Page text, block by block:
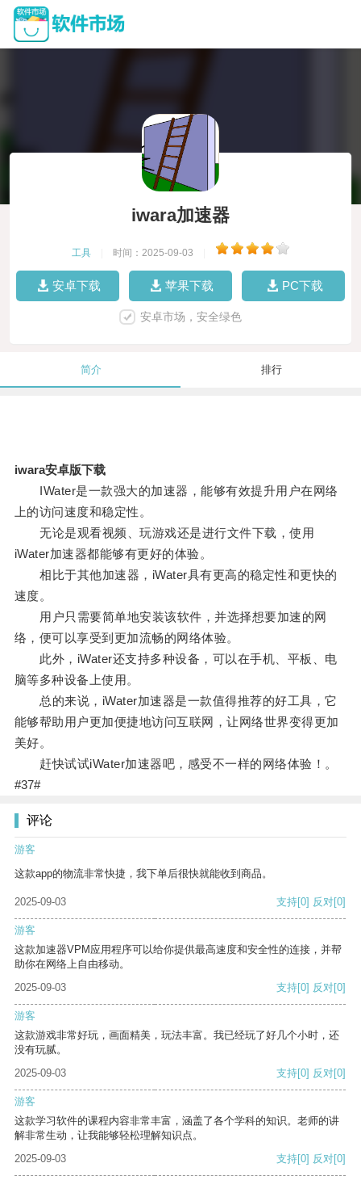
iwara加速器
工具 时间：2025-09-03
安卓下载 苹果下载 PC下载
安卓市场，安全绿色
简介 排行
iwara安卓版下载
IWater是一款强大的加速器，能够有效提升用户在网络
上的访问速度和稳定性。
无论是观看视频、玩游戏还是进行文件下载，使用
iWater加速器都能够有更好的体验。
相比于其他加速器，iWater具有更高的稳定性和更快的
速度。
用户只需要简单地安装该软件，并选择想要加速的网
络，便可以享受到更加流畅的网络体验。
此外，iWater还支持多种设备，可以在手机、平板、电
脑等多种设备上使用。
总的来说，iWater加速器是一款值得推荐的好工具，它
能够帮助用户更加便捷地访问互联网，让网络世界变得更加
美好。
赶快试试iWater加速器吧，感受不一样的网络体验！。
#37#
评论
游客
这款app的物流非常快捷，我下单后很快就能收到商品。
2025-09-03 支持[0] 反对[0]
游客
这款加速器VPM应用程序可以给你提供最高速度和安全性的连接，并帮
助你在网络上自由移动。
2025-09-03
支持[0] 反对[0]
游客
这款游戏非常好玩，画面精美，玩法丰富。我已经玩了好几个小时，还
没有玩腻。
2025-09-03
支持[0] 反对[0]
游客
这款学习软件的课程内容非常丰富，涵盖了各个学科的知识。老师的讲
解非常生动，让我能够轻松理解知识点。
2025-09-03
支持[0] 反对[0]